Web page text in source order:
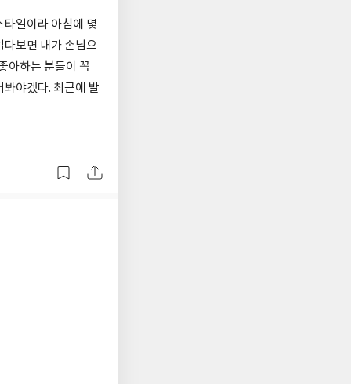
타일이라 아침에 몇
다보면 내가 손님으
아하는 분들이 꼭
야겠다. 최근에 발